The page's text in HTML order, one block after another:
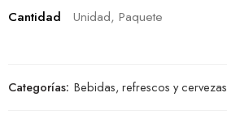
Cantidad
Unidad, Paquete
Categorías: Bebidas, refrescos y cervezas